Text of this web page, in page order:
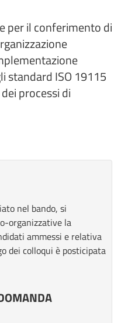
per il conferimento di
standard ISO 19115
processi di
nel bando, si
organizzative la
ammessi e relativa
dei colloqui è posticipata